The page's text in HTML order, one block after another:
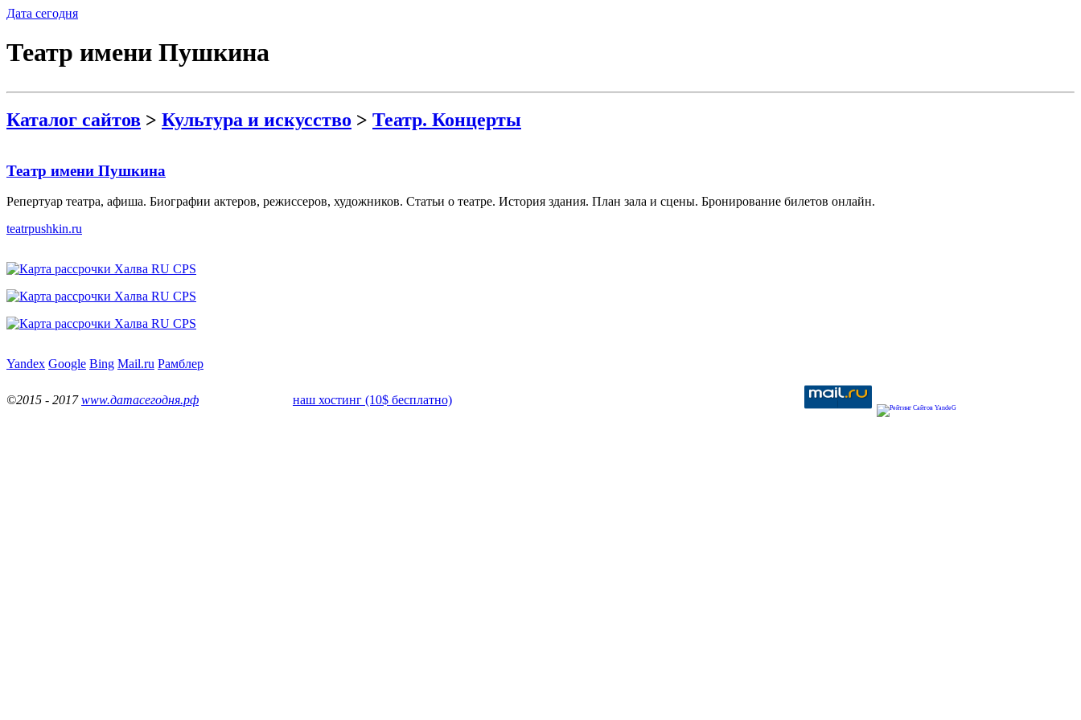
Дата сегодня
Театр имени Пушкина
Каталог сайтов > Культура и искусство > Театр. Концерты
Театр имени Пушкина
Репертуар театра, афиша. Биографии актеров, режиссеров, художников. Статьи о театре. История здания. План зала и сцены. Бронирование билетов онлайн.
teatrpushkin.ru
Yandex Google Bing Mail.ru Рамблер
©2015 - 2017www.датасегодня.рф наш хостинг (10$ бесплатно)